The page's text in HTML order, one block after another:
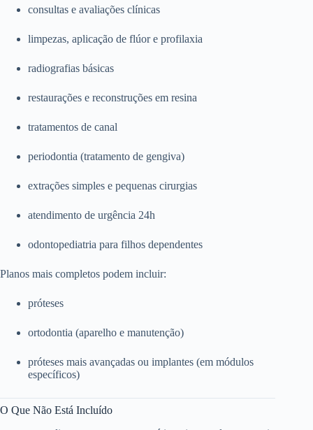
consultas e avaliações clínicas
limpezas, aplicação de flúor e profilaxia
radiografias básicas
restaurações e reconstruções em resina
tratamentos de canal
periodontia (tratamento de gengiva)
extrações simples e pequenas cirurgias
atendimento de urgência 24h
odontopediatria para filhos dependentes
Planos mais completos podem incluir:
próteses
ortodontia (aparelho e manutenção)
próteses mais avançadas ou implantes (em módulos
específicos)
O Que Não Está Incluído